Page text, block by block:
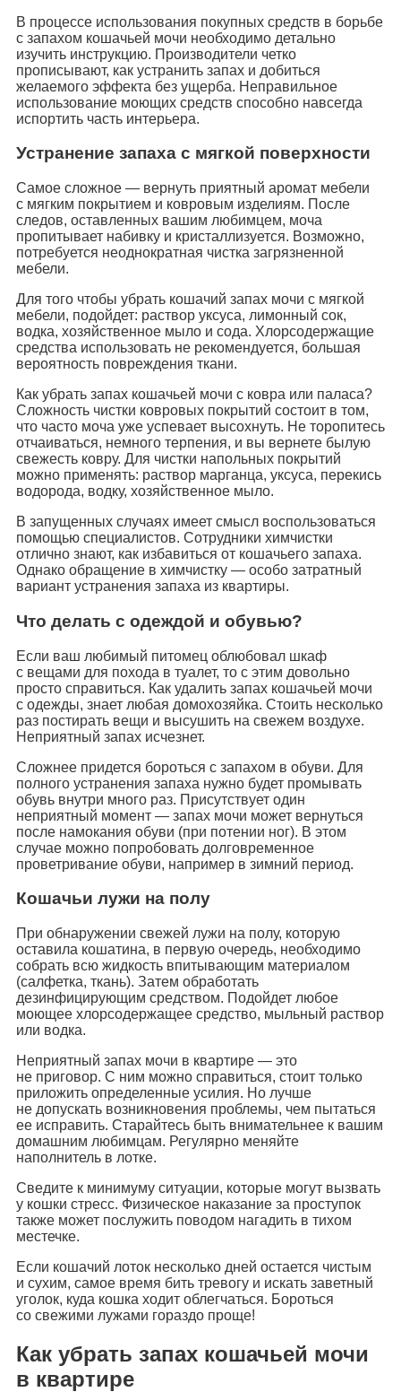
В процессе использования покупных средств в борьбе
с запахом кошачьей мочи необходимо детально
изучить инструкцию. Производители четко
прописывают, как устранить запах и добиться
желаемого эффекта без ущерба. Неправильное
использование моющих средств способно навсегда
испортить часть интерьера.
Устранение запаха с мягкой поверхности
Самое сложное — вернуть приятный аромат мебели
с мягким покрытием и ковровым изделиям. После
следов, оставленных вашим любимцем, моча
пропитывает набивку и кристаллизуется. Возможно,
потребуется неоднократная чистка загрязненной
мебели.
Для того чтобы убрать кошачий запах мочи с мягкой
мебели, подойдет: раствор уксуса, лимонный сок,
водка, хозяйственное мыло и сода. Хлорсодержащие
средства использовать не рекомендуется, большая
вероятность повреждения ткани.
Как убрать запах кошачьей мочи с ковра или паласа?
Сложность чистки ковровых покрытий состоит в том,
что часто моча уже успевает высохнуть. Не торопитесь
отчаиваться, немного терпения, и вы вернете былую
свежесть ковру. Для чистки напольных покрытий
можно применять: раствор марганца, уксуса, перекись
водорода, водку, хозяйственное мыло.
В запущенных случаях имеет смысл воспользоваться
помощью специалистов. Сотрудники химчистки
отлично знают, как избавиться от кошачьего запаха.
Однако обращение в химчистку — особо затратный
вариант устранения запаха из квартиры.
Что делать с одеждой и обувью?
Если ваш любимый питомец облюбовал шкаф
с вещами для похода в туалет, то с этим довольно
просто справиться. Как удалить запах кошачьей мочи
с одежды, знает любая домохозяйка. Стоить несколько
раз постирать вещи и высушить на свежем воздухе.
Неприятный запах исчезнет.
Сложнее придется бороться с запахом в обуви. Для
полного устранения запаха нужно будет промывать
обувь внутри много раз. Присутствует один
неприятный момент — запах мочи может вернуться
после намокания обуви (при потении ног). В этом
случае можно попробовать долговременное
проветривание обуви, например в зимний период.
Кошачьи лужи на полу
При обнаружении свежей лужи на полу, которую
оставила кошатина, в первую очередь, необходимо
собрать всю жидкость впитывающим материалом
(салфетка, ткань). Затем обработать
дезинфицирующим средством. Подойдет любое
моющее хлорсодержащее средство, мыльный раствор
или водка.
Неприятный запах мочи в квартире — это
не приговор. С ним можно справиться, стоит только
приложить определенные усилия. Но лучше
не допускать возникновения проблемы, чем пытаться
ее исправить. Старайтесь быть внимательнее к вашим
домашним любимцам. Регулярно меняйте
наполнитель в лотке.
Сведите к минимуму ситуации, которые могут вызвать
у кошки стресс. Физическое наказание за проступок
также может послужить поводом нагадить в тихом
местечке.
Если кошачий лоток несколько дней остается чистым
и сухим, самое время бить тревогу и искать заветный
уголок, куда кошка ходит облегчаться. Бороться
со свежими лужами гораздо проще!
Как убрать запах кошачьей мочи
в квартире